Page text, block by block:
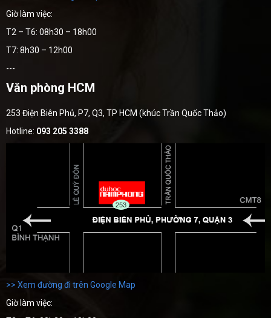
Giờ làm việc:
T2 – T6: 08h30 – 18h00
T7: 8h30 – 12h00
---
Văn phòng HCM
253 Điện Biên Phủ, P7, Q3, TP HCM (khúc Trần Quốc Thảo)
Hotline: 093 205 3388
>> Xem đường đi trên Google Map
Giờ làm việc: